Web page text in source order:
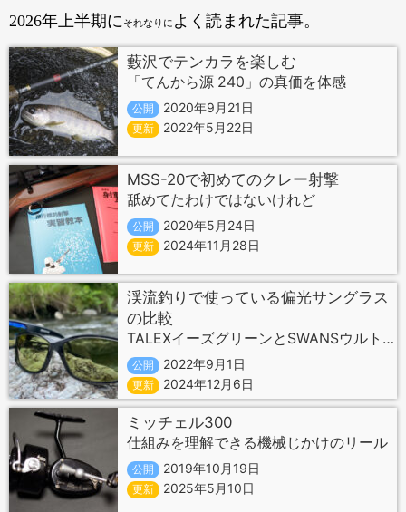
2026年上半期にそれなりに よく読まれた記事。
藪沢でテンカラを楽しむ
「てんから源 240」の真価を体感
公開 2020年9月21日
更新 2022年5月22日
MSS-20で初めてのクレー射撃
舐めてたわけではないけれど
公開 2020年5月24日
更新 2024年11月28日
渓流釣りで使っている偏光サングラス
の比較
TALEXイーズグリーンとSWANSウルトラライトグリーン
公開 2022年9月1日
更新 2024年12月6日
ミッチェル300
仕組みを理解できる機械じかけのリール
公開 2019年10月19日
更新 2025年5月10日